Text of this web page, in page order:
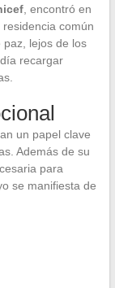
, encontró en
común
lejos de los
recargar
un papel clave
Además de su
para
se manifiesta de